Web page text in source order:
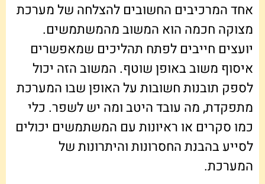
אחד המרכיבים החשובים להצלחה של מערכת
מצוקה חכמה הוא המשוב מהמשתמשים.
יועצים חייבים לפתח תהליכים שמאפשרים
איסוף משוב באופן שוטף. המשוב הזה יכול
לספק תובנות חשובות על האופן שבו המערכת
מתפקדת, מה עובד היטב ומה יש לשפר. כלי
כמו סקרים או ראיונות עם המשתמשים יכולים
לסייע בהבנת החסרונות והיתרונות של
המערכת.